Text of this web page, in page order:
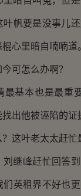
叶帆要是没事儿
心里暗自喃喃道
怎么办啊？
本也是最重要
找出他被诬陷
叶老太太赶忙
峰赶忙回答到
们英租界不好也